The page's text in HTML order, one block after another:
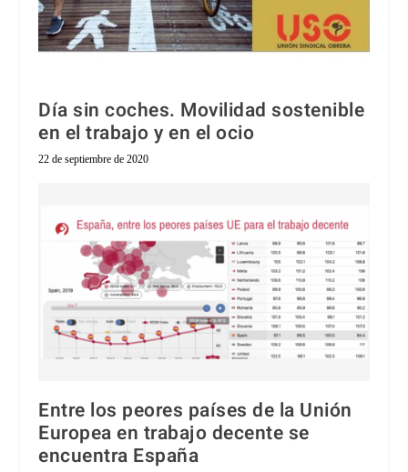
Día sin coches. Movilidad sostenible
en el trabajo y en el ocio
22 de septiembre de 2020
Entre los peores países de la Unión
Europea en trabajo decente se
encuentra España